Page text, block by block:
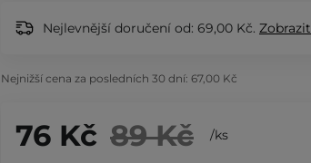
Nejlevnější doručení od: 69,00 Kč. Zobrazit
Nejnižší cena za posledních 30 dní: 67,00 Kč
76 Kč 89 Kč /ks